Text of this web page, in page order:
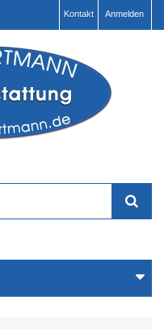
Anmelden
Kontakt